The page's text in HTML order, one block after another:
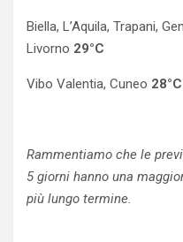
Biella, L’Aquila, Trapani,
Livorno 29°C
Vibo Valentia, Cuneo 28°C
Rammentiamo che le
5 giorni hanno una
più lungo termine.